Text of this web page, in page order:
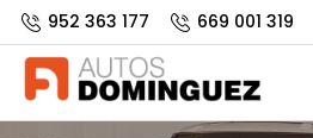
952 363 177 669 001 319